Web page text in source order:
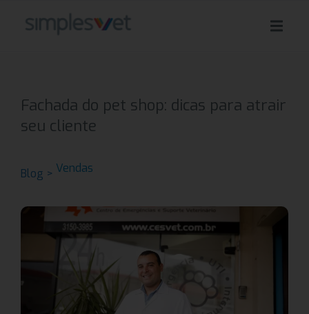
Fachada do pet shop: dicas para atrair
seu cliente
Blog > Vendas